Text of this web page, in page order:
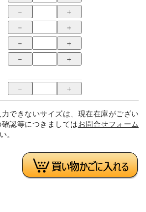
できないサイズは、現在在庫がござい
認等につきましてはお問合せフォーム
。